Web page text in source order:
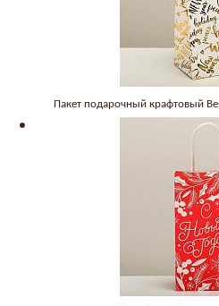
Пакет подарочный крафтовый